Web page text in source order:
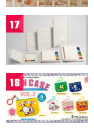
17
18